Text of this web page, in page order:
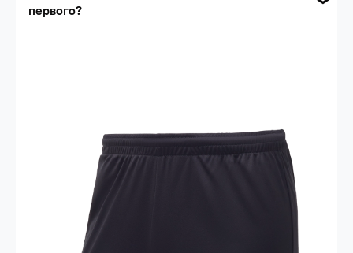
Сумма скидки зависит от стоимости вашего
(30%) -сумма всех заказов за 6 месяцев -
30.000 рублей.
(33%)
- сумма всех заказов за 6 месяцев
(36%)
- сумма всех заказов за 6 месяцев
первого?